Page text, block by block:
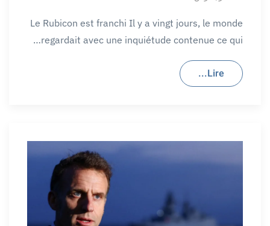
Le Rubicon est franchi Il y a vingt jours, le monde
regardait avec une inquiétude contenue ce qui…
Lire...